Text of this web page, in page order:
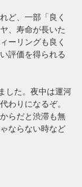
ど、一部「良く
、寿命が長いた
ーリングも良く
評価を得られる
した。夜中は運河
わりになるぞ。
らだと渋滞も無
ならない時など